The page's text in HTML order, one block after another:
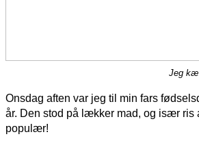
Jeg
Onsdag aften var jeg til min fars
år. Den stod på lækker mad, og især ris
populær!